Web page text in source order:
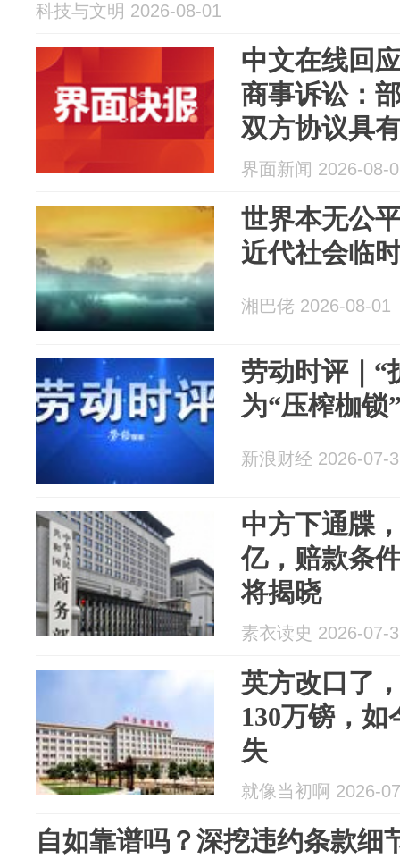
科技与文明 2026-08-01
中文在线回
商事诉讼：
双方协议具
界面新闻 2026-08-
世界本无公
近代社会临
湘巴佬 2026-08-01
劳动时评｜“
为“压榨枷锁
新浪财经 2026-07-
中方下通牒
亿，赔款条
将揭晓
素衣读史 2026-07-
英方改口了
130万镑，
失
就像当初啊 2026-
自如靠谱吗？深挖违约条款细